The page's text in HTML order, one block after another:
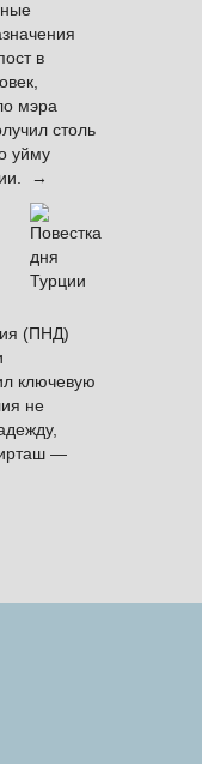
в
мэра
столь
уйму
→
(ПНД)
ключевую
не
—